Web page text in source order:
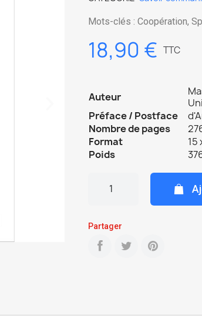
Mots-clés : Coopération,
18,90 € TTC
Auteur
Préface / Postface
Nombre de pages
Format
15
Poids
Partager